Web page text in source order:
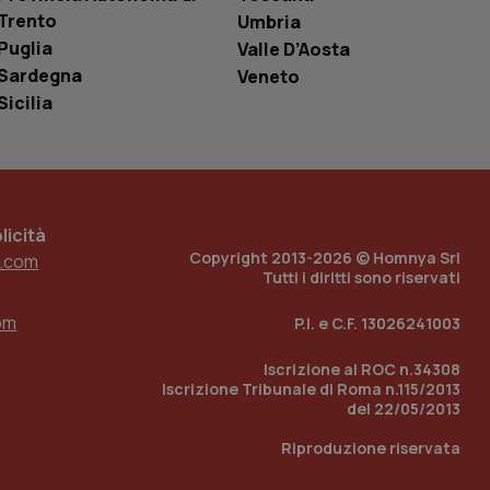
Umbria
Valle D’Aosta
Veneto
Copyright 2013-2026 © Homnya Srl
Tutti i diritti sono riservati
P.I. e C.F. 13026241003
Iscrizione al ROC n.34308
Iscrizione Tribunale di Roma n.115/2013
del 22/05/2013
Riproduzione riservata
del sito web sta
di
tenere traccia
incorporati
del sito web sta
tenere traccia
dell’esperienza
con identity